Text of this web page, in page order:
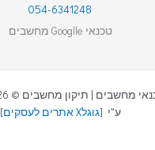
054-6341248
טכנאי Googlle מחשבים
ע"י [גוגלX אתרים לעסקים ]